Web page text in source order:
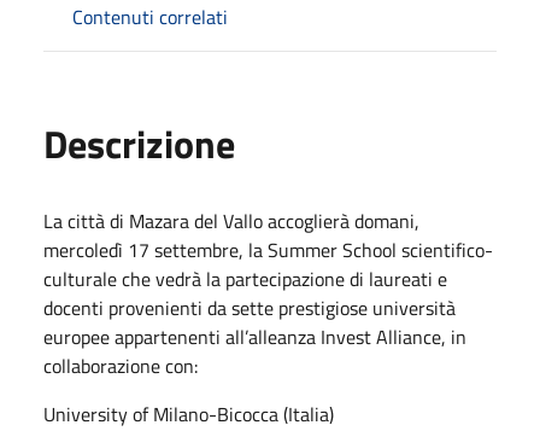
Contenuti correlati
Descrizione
La città di Mazara del Vallo accoglierà domani,
mercoledì 17 settembre, la Summer School scientifico-
culturale che vedrà la partecipazione di laureati e
docenti provenienti da sette prestigiose università
europee appartenenti all’alleanza Invest Alliance, in
collaborazione con:
University of Milano-Bicocca (Italia)